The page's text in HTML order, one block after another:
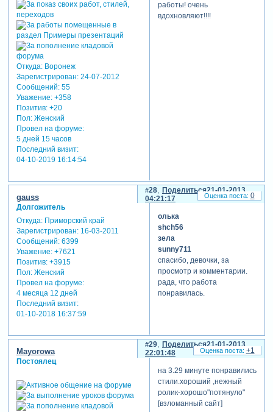
Откуда:Воронеж
Зарегистрирован: 24-07-2012
Сообщений:55
Уважение: +358
Позитив: +20
Пол:Женский
Провел на форуме:
5 дней 15 часов
Последний визит:
04-10-2019 16:14:54
работы! очень
вдохновляют!!!!
Поделиться
28
21-01-2013
04:21:17
gauss
Долгожитель
Откуда:Приморский край
Зарегистрирован: 16-03-2011
Сообщений:6399
Уважение: +7621
Позитив: +3915
Пол:Женский
Провел на форуме:
4 месяца 12 дней
Последний визит:
01-10-2018 16:37:59
олька
shch56
зела
sunny711
спасибо, девочки, за
просмотр и комментарии.
рада, что работа
понравилась.
0
Поделиться
29
21-01-2013
22:01:48
Mayorowa
Постоялец
на 3.29 минуте понравились
стили.хороший ,нежный
ролик-хорошо"потянуло"
[взломанный сайт]
+1